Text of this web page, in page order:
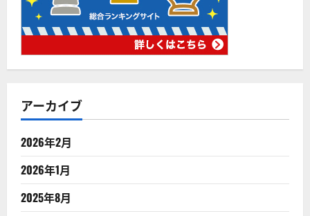
アーカイブ
2026年2月
2026年1月
2025年8月